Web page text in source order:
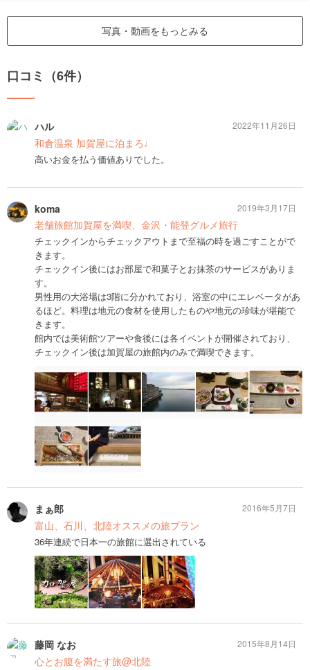
写真・動画をもっとみる
口コミ（6件）
ハル
和倉温泉 加賀屋に泊まろ♩
高いお金を払う価値ありでした。
2022年11月26日
koma
老舗旅館加賀屋を満喫、金沢・能登グルメ旅行
チェックインからチェックアウトまで至福の時を過ごすことがで
きます。
チェックイン後にはお部屋で和菓子とお抹茶のサービスがありま
す。
男性用の大浴場は3階に分かれており、浴室の中にエレベータがあ
るほど。料理は地元の食材を使用したものや地元の珍味が堪能で
きます。
館内では美術館ツアーや食後には各イベントが開催されており、
チェックイン後は加賀屋の旅館内のみで満喫できます。
2019年3月17日
まぁ郎
富山、石川、北陸オススメの旅プラン
36年連続で日本一の旅館に選出されている
2016年5月7日
藤岡 なお
心とお腹を満たす旅@北陸
2015年8月14日